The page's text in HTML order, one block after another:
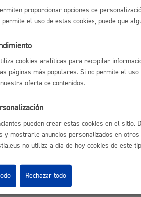
proporcionar opciones de
permite el uso de estas cookies, puede que
cookies analíticas para recopilar
páginas más populares. Si no permite el
oferta de contenidos.
pueden crear estas cookies en el
y mostrarle anuncios personalizados en
no utiliza a día de hoy cookies de este
Rechazar todo